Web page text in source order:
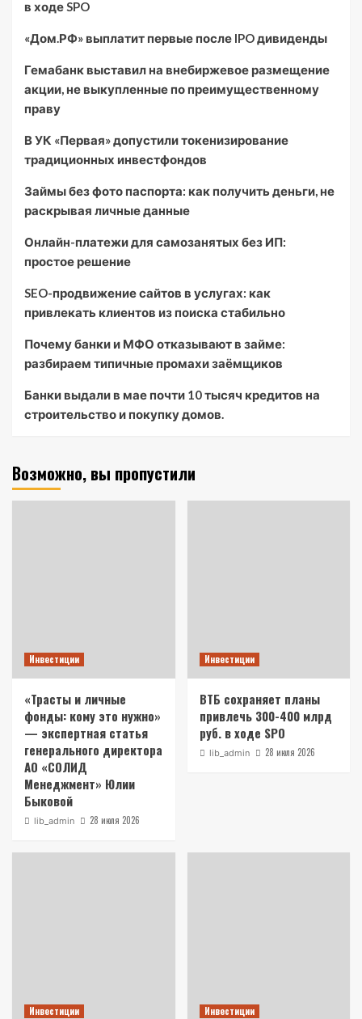
в ходе SPO
«Дом.РФ» выплатит первые после IPO дивиденды
Гемабанк выставил на внебиржевое размещение
акции, не выкупленные по преимущественному
праву
В УК «Первая» допустили токенизирование
традиционных инвестфондов
Займы без фото паспорта: как получить деньги, не
раскрывая личные данные
Онлайн-платежи для самозанятых без ИП:
простое решение
SEO-продвижение сайтов в услугах: как
привлекать клиентов из поиска стабильно
Почему банки и МФО отказывают в займе:
разбираем типичные промахи заёмщиков
Банки выдали в мае почти 10 тысяч кредитов на
строительство и покупку домов.
Возможно, вы пропустили
Инвестиции
«Трасты и личные
фонды: кому это нужно»
— экспертная статья
генерального директора
АО «СОЛИД
Менеджмент» Юлии
Быковой
lib_admin 28 июля 2026
Инвестиции
ВТБ сохраняет планы
привлечь 300-400 млрд
руб. в ходе SPO
lib_admin 28 июля 2026
Инвестиции Инвестиции